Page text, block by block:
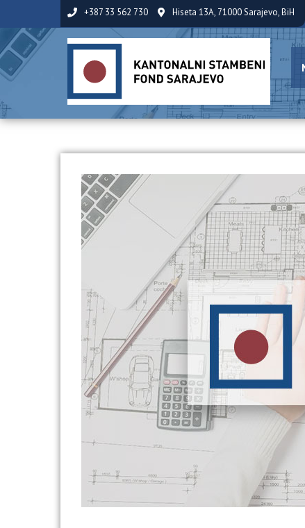
+387 33 562 730 Hiseta 13A, 71000 Sarajevo, BiH